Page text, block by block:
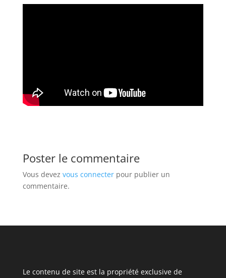
Poster le commentaire
Vous devez vous connecterpour publier un
commentaire.
Le contenu de site est la propriété exclusive de